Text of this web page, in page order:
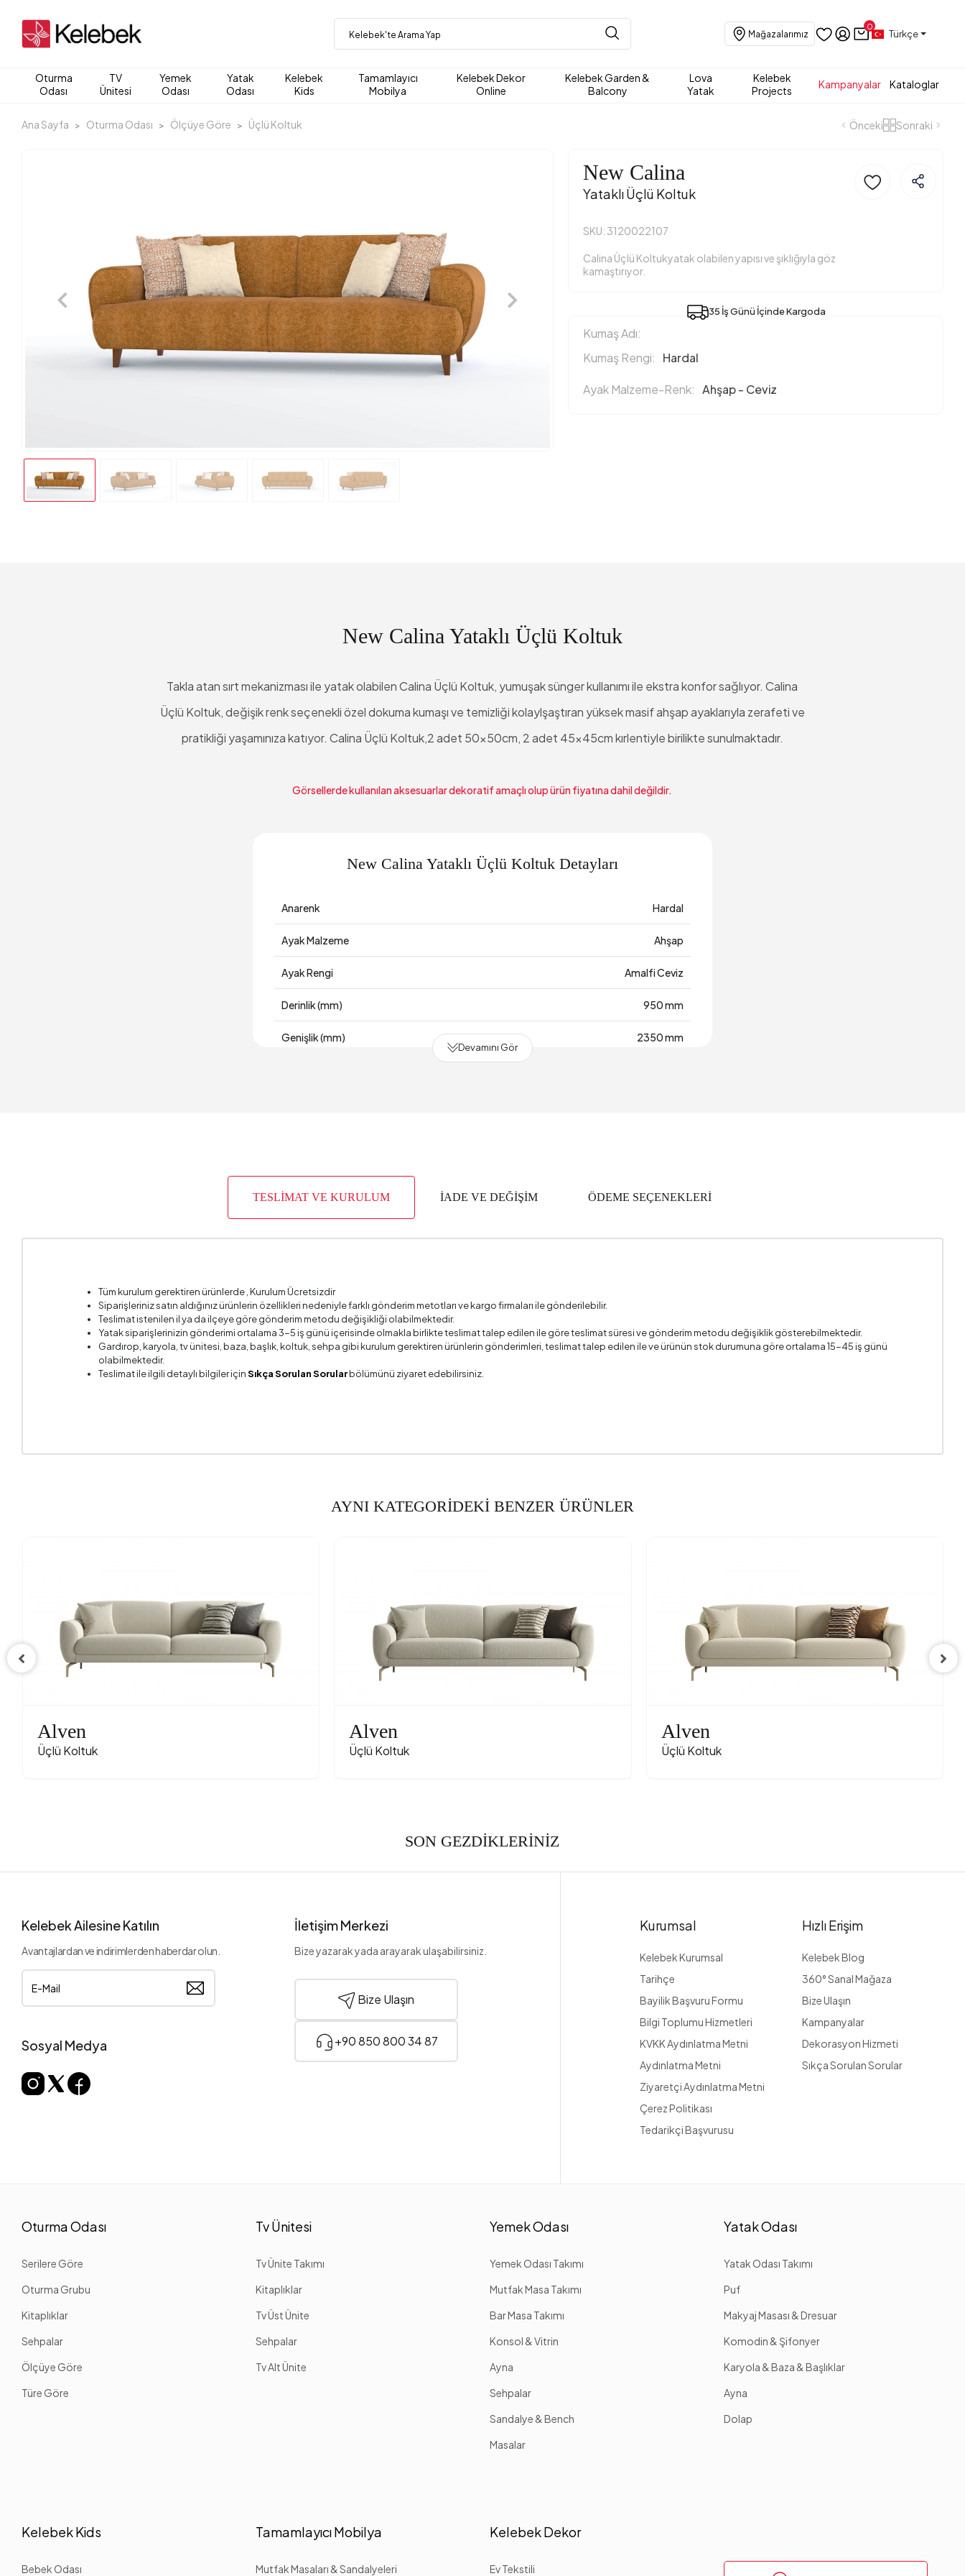
Mağazalarımız
0
Türkçe
Oturma
Odası
TV
Ünitesi
Yemek
Odası
Yatak
Odası
Kelebek
Kids
Tamamlayıcı
Mobilya
Kelebek Dekor
Online
Kelebek Garden &
Balcony
Lova
Yatak
Kelebek
Projects
Kampanyalar Kataloglar
Ana Sayfa Oturma Odası Ölçüye Göre Üçlü Koltuk Önceki Sonraki
New Calina
Yataklı Üçlü Koltuk
SKU: 3120022107
Calina Üçlü Koltukyatak olabilen yapısı ve şıklığıyla göz
kamaştırıyor.
35 İş Günü İçinde Kargoda
Kumaş Adı:
Kumaş Rengi:
Hardal
Ayak Malzeme-Renk: Ahşap - Ceviz
New Calina Yataklı Üçlü Koltuk
Takla atan sırt mekanizması ile yatak olabilen Calina Üçlü Koltuk, yumuşak sünger kullanımı ile ekstra konfor sağlıyor. Calina
Üçlü Koltuk, değişik renk seçenekli özel dokuma kumaşı ve temizliği kolaylşaştıran yüksek masif ahşap ayaklarıyla zerafeti ve
pratikliği yaşamınıza katıyor. Calina Üçlü Koltuk,2 adet 50x50cm, 2 adet 45x45cm kırlentiyle birilikte sunulmaktadır.
Görsellerde kullanılan aksesuarlar dekoratif amaçlı olup ürün fiyatına dahil değildir.
New Calina Yataklı Üçlü Koltuk Detayları
Anarenk Hardal
Ayak Malzeme Ahşap
Ayak Rengi Amalfi Ceviz
Derinlik (mm) 950 mm
Genişlik (mm) 2350 mm
Kırlent 1 Ölçüsü 50x50 cm
Kırlent 2 Ölçü
Kırlent Adedi 4
Yatak Olabilme Evet
Devamını Gör
TESLİMAT VE KURULUM İADE VE DEĞİŞİM ÖDEME SEÇENEKLERİ
Tüm kurulum gerektiren ürünlerde , Kurulum Ücretsizdir
Siparişleriniz satın aldığınız ürünlerin özellikleri nedeniyle farklı gönderim metotları ve kargo firmaları ile gönderilebilir.
Teslimat istenilen il ya da ilçeye göre gönderim metodu değişikliği olabilmektedir.
Yatak siparişlerinizin gönderimi ortalama 3-5 iş günü içerisinde olmakla birlikte teslimat talep edilen ile göre teslimat süresi ve gönderim metodu değişiklik gösterebilmektedir.
Gardırop, karyola, tv ünitesi, baza, başlık, koltuk, sehpa gibi kurulum gerektiren ürünlerin gönderimleri, teslimat talep edilen ile ve ürünün stok durumuna göre ortalama 15-45 iş günü
olabilmektedir.
Teslimat ile ilgili detaylı bilgiler içinSıkça Sorulan Sorularbölümünü ziyaret edebilirsiniz.
AYNI KATEGORİDEKİ BENZER ÜRÜNLER
Alven
Üçlü Koltuk
Alven
Üçlü Koltuk
Alven
Üçlü Koltuk
SON GEZDİKLERİNİZ
Kelebek Ailesine Katılın
Avantajlardan ve indirimlerden haberdar olun.
Sosyal Medya
İletişim Merkezi
Bize yazarak yada arayarak ulaşabilirsiniz.
Bize Ulaşın
+90 850 800 34 87
Kurumsal
Kelebek Kurumsal
Tarihçe
Bayilik Başvuru Formu
Bilgi Toplumu Hizmetleri
KVKK Aydınlatma Metni
Aydınlatma Metni
Ziyaretçi Aydınlatma Metni
Çerez Politikası
Tedarikçi Başvurusu
Hızlı Erişim
Kelebek Blog
360° Sanal Mağaza
Bize Ulaşın
Kampanyalar
Dekorasyon Hizmeti
Sıkça Sorulan Sorular
Oturma Odası
Serilere Göre
Oturma Grubu
Kitaplıklar
Sehpalar
Ölçüye Göre
Türe Göre
Tv Ünitesi
Tv Ünite Takımı
Kitaplıklar
Tv Üst Ünite
Sehpalar
Tv Alt Ünite
Yemek Odası
Yemek Odası Takımı
Mutfak Masa Takımı
Bar Masa Takımı
Konsol & Vitrin
Ayna
Sehpalar
Sandalye & Bench
Masalar
Yatak Odası
Yatak Odası Takımı
Puf
Makyaj Masası & Dresuar
Komodin & Şifonyer
Karyola & Baza & Başlıklar
Ayna
Dolap
Kelebek Kids
Bebek Odası
Tamamlayıcı Mobilya
Mutfak Masaları & Sandalyeleri
Kelebek Dekor
Ev Tekstili